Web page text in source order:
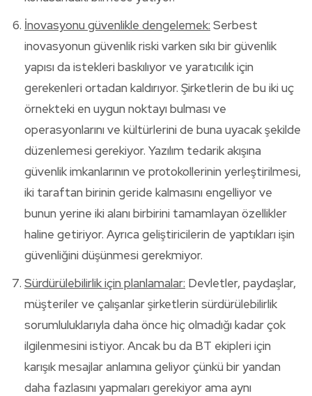
İnovasyonu güvenlikle dengelemek: Serbest
inovasyonun güvenlik riski varken sıkı bir güvenlik
yapısı da istekleri baskılıyor ve yaratıcılık için
gerekenleri ortadan kaldırıyor. Şirketlerin de bu iki uç
örnekteki en uygun noktayı bulması ve
operasyonlarını ve kültürlerini de buna uyacak şekilde
düzenlemesi gerekiyor. Yazılım tedarik akışına
güvenlik imkanlarının ve protokollerinin yerleştirilmesi,
iki taraftan birinin geride kalmasını engelliyor ve
bunun yerine iki alanı birbirini tamamlayan özellikler
haline getiriyor. Ayrıca geliştiricilerin de yaptıkları işin
güvenliğini düşünmesi gerekmiyor.
Sürdürülebilirlik için planlamalar: Devletler, paydaşlar,
müşteriler ve çalışanlar şirketlerin sürdürülebilirlik
sorumluluklarıyla daha önce hiç olmadığı kadar çok
ilgilenmesini istiyor. Ancak bu da BT ekipleri için
karışık mesajlar anlamına geliyor çünkü bir yandan
daha fazlasını yapmaları gerekiyor ama aynı